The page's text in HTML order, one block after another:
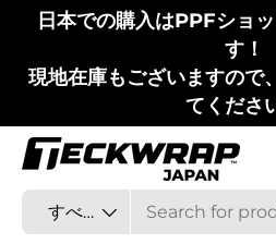
日本での購入はPPFショ
す！
現地在庫もございますので
てくださ
検索
商品タイプ
すべて